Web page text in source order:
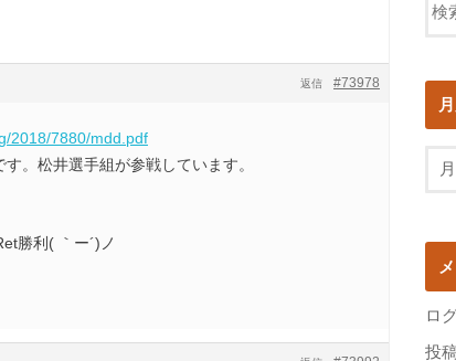
#73978
返信
2018/7880/mdd.pdf
。松井選手組が参戦しています。
勝利( ｀ー´)ノ
ロ
投